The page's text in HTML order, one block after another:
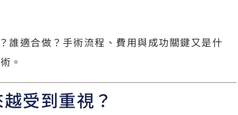
適合做？手術流程、費用與成功關鍵又是什
。
受到重視？